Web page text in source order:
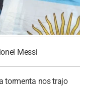
Messi
tormenta nos trajo